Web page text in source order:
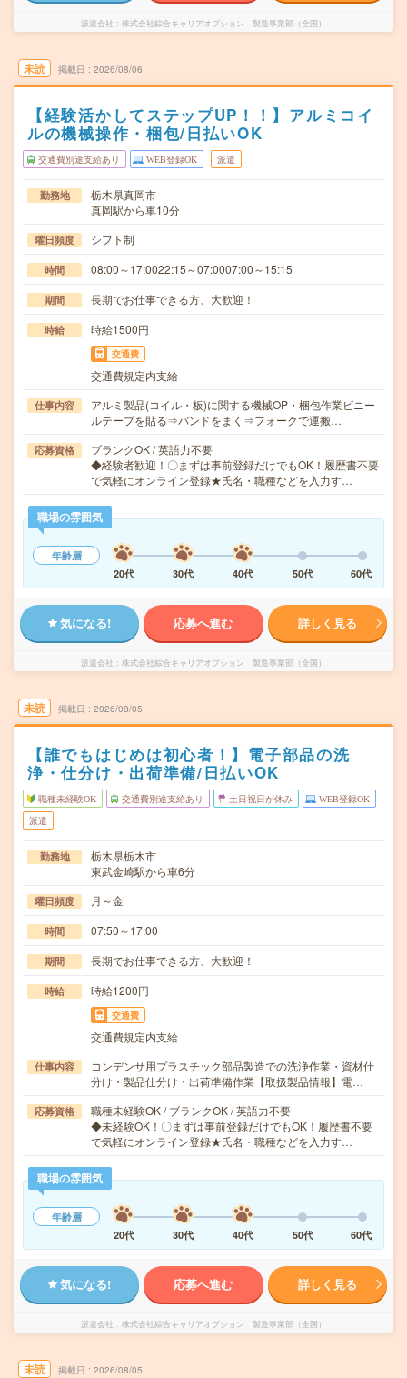
派遣会社 株式会社綜合キャリアオプション 製造事業部（全国）
未読 掲載日 2026/08/06
【経験活かしてステップUP！！】アルミコイ
ルの機械操作・梱包/日払いOK
交通費別途支給あり WEB登録OK 派遣
勤務地
栃木県真岡市
真岡駅から車10分
曜日頻度 シフト制
時間 08:00～17:0022:15～07:0007:00～15:15
期間 長期でお仕事できる方、大歓迎！
時給 時給1500円
交通費
交通費規定内支給
仕事内容
アルミ製品(コイル・板)に関する機械OP・梱包作業ビニー
ルテープを貼る⇒バンドをまく⇒フォークで運搬…
応募資格
ブランクOK / 英語力不要
◆経験者歓迎！〇まずは事前登録だけでもOK！履歴書不要
で気軽にオンライン登録★氏名・職種などを入力す…
職場の雰囲気
年齢層
20代
30代 40代 50代 60代
気になる! 応募へ進む 詳しく見る
派遣会社 株式会社綜合キャリアオプション 製造事業部（全国）
未読 掲載日 2026/08/05
【誰でもはじめは初心者！】電子部品の洗
浄・仕分け・出荷準備/日払いOK
職種未経験OK 交通費別途支給あり 土日祝日が休み WEB登録OK
派遣
勤務地
栃木県栃木市
東武金崎駅から車6分
曜日頻度 月～金
時間 07:50～17:00
期間 長期でお仕事できる方、大歓迎！
時給 時給1200円
交通費
交通費規定内支給
仕事内容
コンデンサ用プラスチック部品製造での洗浄作業・資材仕
分け・製品仕分け・出荷準備作業【取扱製品情報】電…
応募資格
職種未経験OK / ブランクOK / 英語力不要
◆未経験OK！〇まずは事前登録だけでもOK！履歴書不要
で気軽にオンライン登録★氏名・職種などを入力す…
職場の雰囲気
年齢層
20代
30代 40代 50代 60代
気になる! 応募へ進む 詳しく見る
派遣会社 株式会社綜合キャリアオプション 製造事業部（全国）
未読 掲載日 2026/08/05